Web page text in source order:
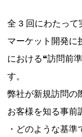
全 3 回にわたって
マーケット開発に
における❝訪問前
す。
弊社が新規訪問の
お客様を知る事前
・どのような基